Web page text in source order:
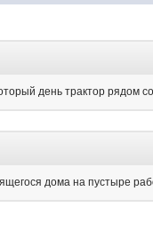
день трактор рядом
дома на пустыре